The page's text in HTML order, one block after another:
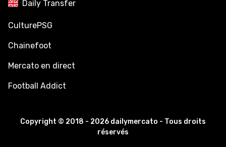
Daily Transfer
CulturePSG
Chainefoot
Mercato en direct
Football Addict
Copyright © 2018 - 2026 dailymercato - Tous droits
réservés